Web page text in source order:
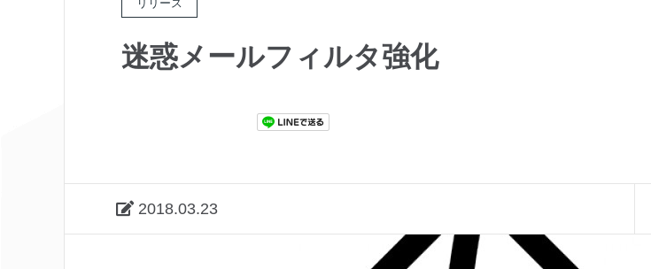
リリース
迷惑メールフィルタ強化
2018.03.23